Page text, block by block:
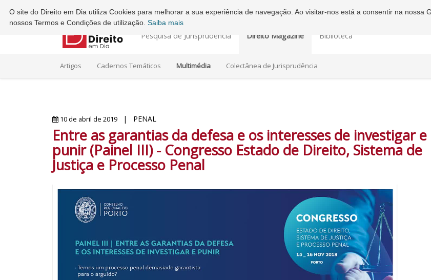
Ordem dos Advogados - Conselho Regional do Porto
Pesquisa de Jurisprudência Direito Magazine Biblioteca
Artigos Cadernos Temáticos Multimédia Colectânea de Jurisprudência
10 de abril de 2019 | PENAL
Entre as garantias da defesa e os interesses de investigar e
punir (Painel III) - Congresso Estado de Direito, Sistema de
Justiça e Processo Penal
O site do Direito em Dia utiliza Cookies para melhorar a sua experiência de navegação. Ao visitar-nos está a consentir na nossa
nossos Termos e Condições de utilização. Saiba mais